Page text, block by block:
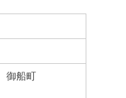
御船町